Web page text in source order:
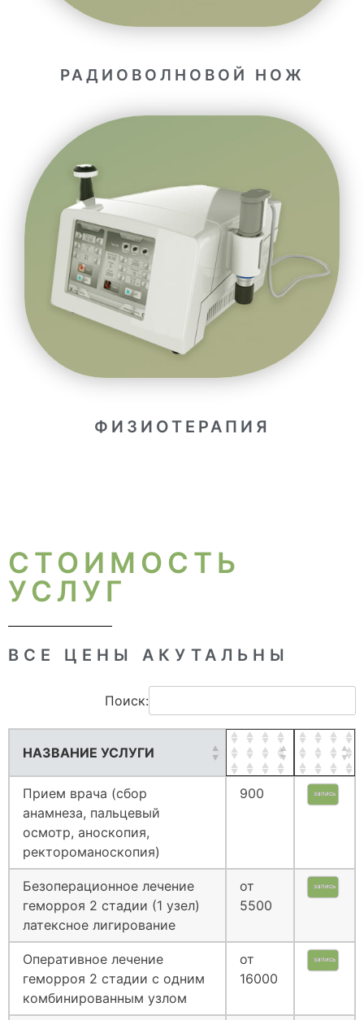
РАДИОВОЛНОВОЙ НОЖ
ФИЗИОТЕРАПИЯ
СТОИМОСТЬ
УСЛУГ
ВСЕ ЦЕНЫ АКУТАЛЬНЫ
Поиск:
НАЗВАНИЕ УСЛУГИ
Прием врача (сбор
анамнеза, пальцевый
осмотр, аноскопия,
ректороманоскопия)
900 запись
Безоперационное лечение
геморроя 2 стадии (1 узел)
латексное лигирование
от
5500
запись
Оперативное лечение
геморроя 2 стадии с одним
комбинированным узлом
от
16000
запись